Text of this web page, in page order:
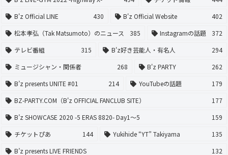
B'z Official LINE
430 B'z Official Website
402
松本孝弘（Tak Matsumoto）のニュース
385 Instagramの話題
372
テレビ番組
315 B'z好き芸能人・有名人
294
ミュージシャン・関係者
268 B'z PARTY
262
B’z presents UNITE #01
214 YouTubeの話題
179
BZ-PARTY.COM（B'z OFFICIAL FANCLUB SITE）
177
B’z SHOWCASE 2020 -5 ERAS 8820- Day1〜5
159
チケットぴあ
144 Yukihide “YT” Takiyama
135
B’z presents LIVE FRIENDS
132